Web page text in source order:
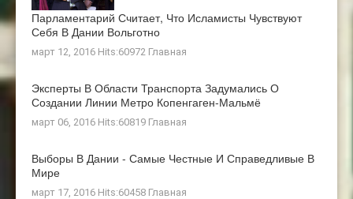
Парламентарий Считает, Что Исламисты Чувствуют
Себя В Дании Вольготно
март 12, 2016 Hits:60972 Главная
Эксперты В Области Транспорта Задумались О
Создании Линии Метро Копенгаген-Мальмё
март 06, 2016 Hits:60819 Главная
Выборы В Дании - Самые Честные И Справедливые В
Мире
март 17, 2016 Hits:60458 Главная